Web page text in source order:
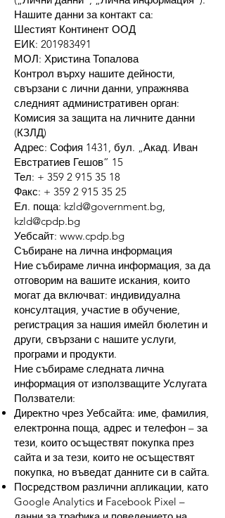
Нашите данни за контакт са:
Шестият Континент ООД
ЕИК: 201983491
МОЛ: Христина Топалова
Контрол върху нашите дейности,
свързани с лични данни, упражнява
следният административен орган:
Комисия за защита на личните данни
(КЗЛД)
Адрес: София 1431, бул. „Акад. Иван
Евстратиев Гешов” 15
Тел: + 359 2 915 35 18
Факс: + 359 2 915 35 25
Ел. поща: kzld@government.bg,
kzld@cpdp.bg
Уебсайт: www.cpdp.bg
Събиране на лична информация
Ние събираме лична информация, за да
отговорим на вашите искания, които
могат да включват: индивидуална
консултация, участие в обучение,
регистрация за нашия имейл бюлетин и
други, свързани с нашите услуги,
програми и продукти.
Ние събираме следната лична
информация от използващите Услугата
Ползватели:
Директно чрез Уебсайта: име, фамилия,
електронна поща, адрес и телефон – за
тези, които осъществят покупка през
сайта и за тези, които не осъществят
покупка, но въведат данните си в сайта.
Посредством различни апликации, като
Google Analytics и Facebook Pixel –